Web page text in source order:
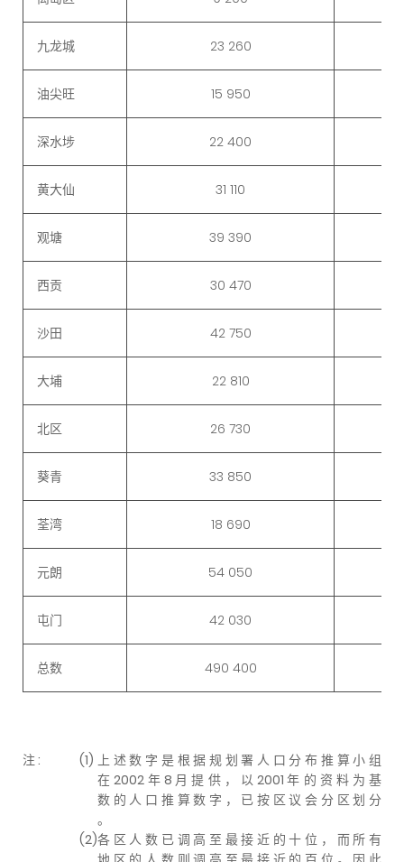
九龙城 23 260
油尖旺 15 950
深水埗 22 400
黄大仙 31 110
观塘 39 390
西贡 30 470
沙田 42 750
大埔 22 810
北区 26 730
葵青 33 850
荃湾 18 690
元朗 54 050
屯门 42 030
总数 490 400
注 : (1) 上 述 数 字 是 根 据 规 划 署 人 口 分 布 推 算 小 组
在 2002 年 8 月 提 供 ， 以 2001 年 的 资 料 为 基
数 的 人 口 推 算 数 字 ， 已 按 区 议 会 分 区 划 分
。
(2)各 区 人 数 已 调 高 至 最 接 近 的 十 位 ， 而 所 有